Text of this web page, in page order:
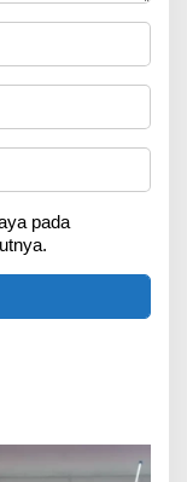
pada